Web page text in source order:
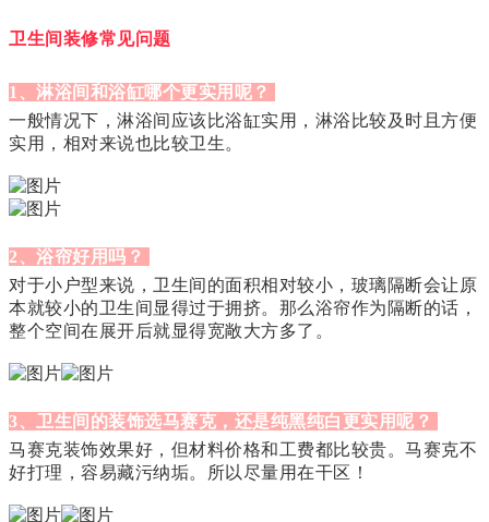
卫生间装修常见问题
1、淋浴间和浴缸哪个更实用呢？
一般情况下，淋浴间应该比浴缸实用，淋浴比较及时且方便
实用，相对来说也比较卫生。
2、浴帘好用吗？
对于小户型来说，卫生间的面积相对较小，玻璃隔断会让原
本就较小的卫生间显得过于拥挤。那么浴帘作为隔断的话，
整个空间在展开后就显得宽敞大方多了。
3、卫生间的装饰选马赛克，还是纯黑纯白更实用呢？
马赛克装饰效果好，但材料价格和工费都比较贵。马赛克不
好打理，容易藏污纳垢。所以尽量用在干区！